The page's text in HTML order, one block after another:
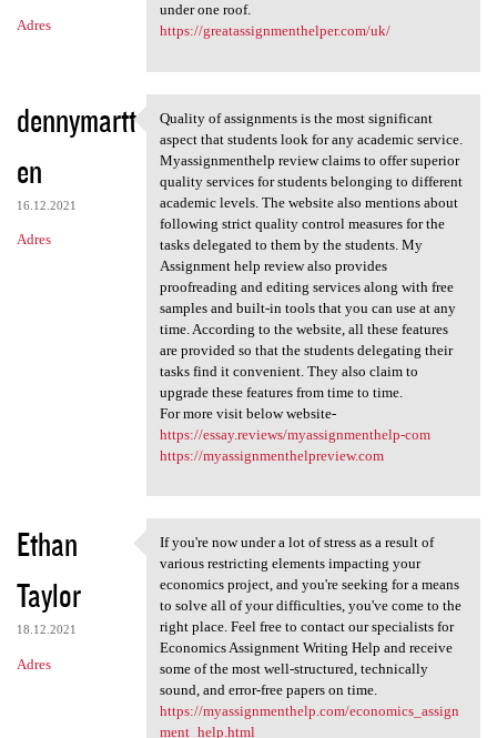
Adres
under one roof.
https://greatassignmenthelper.com/uk/
dennymartt
en
16.12.2021
Adres
Quality of assignments is the
Quality of assignments is the most significant
aspect that students look for any academic service.
Myassignmenthelp review claims to offer superior
quality services for students belonging to different
academic levels. The website also mentions about
following strict quality control measures for the
tasks delegated to them by the students. My
Assignment help review also provides
proofreading and editing services along with free
samples and built-in tools that you can use at any
time. According to the website, all these features
are provided so that the students delegating their
tasks find it convenient. They also claim to
upgrade these features from time to time.
For more visit below website-
https://essay.reviews/myassignmenthelp-com
https://myassignmenthelpreview.com
Ethan
Taylor
18.12.2021
Adres
If you're now under a lot of
If you're now under a lot of stress as a result of
various restricting elements impacting your
economics project, and you're seeking for a means
to solve all of your difficulties, you've come to the
right place. Feel free to contact our specialists for
Economics Assignment Writing Help and receive
some of the most well-structured, technically
sound, and error-free papers on time.
https://myassignmenthelp.com/economics_assign
ment_help.html